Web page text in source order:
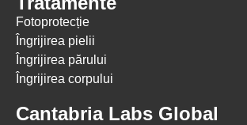
Fotoprotecție
Îngrijirea pielii
Îngrijirea părului
Îngrijirea corpului
Cantabria Labs Global